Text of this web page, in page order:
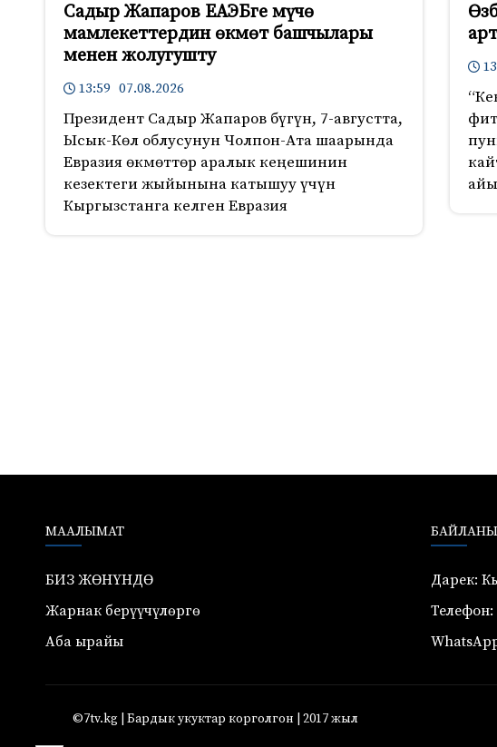
Садыр Жапаров ЕАЭБге мүчө
мамлекеттердин өкмөт башчылары
менен жолугушту
13:59 07.08.2026
Президент Садыр Жапаров бүгүн, 7-августта,
Ысык-Көл облусунун Чолпон-Ата шаарында
Евразия өкмөттөр аралык кеңешинин
кезектеги жыйынына катышуу үчүн
Кыргызстанга келген Евразия
МААЛЫМАТ
БИЗ ЖӨНҮНДӨ
Жарнак берүүчүлөргө
Аба ырайы
Дарек:
Телефон:
©7tv.kg | Бардык укуктар корголгон | 2017 жыл